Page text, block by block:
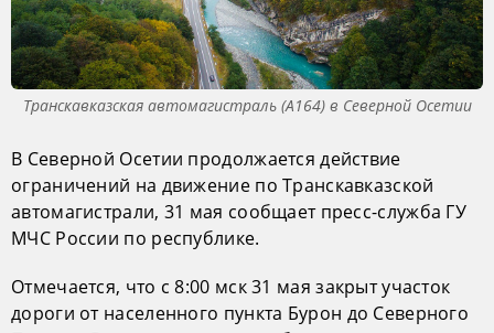
Транскавказская автомагистраль (A164) в Северной Осетии
В Северной Осетии продолжается действие
ограничений на движение по Транскавказской
автомагистрали, 31 мая сообщает пресс-служба ГУ
МЧС России по республике.
Отмечается, что с 8:00 мск 31 мая закрыт участок
дороги от населенного пункта Бурон до Северного